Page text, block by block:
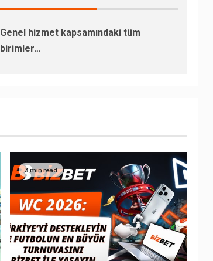
Genel hizmet kapsamındaki tüm
birimler…
3 min read